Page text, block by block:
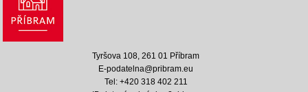
Tyršova 108, 261 01 Příbram
E-podatelna@pribram.eu
Tel: +420 318 402 211